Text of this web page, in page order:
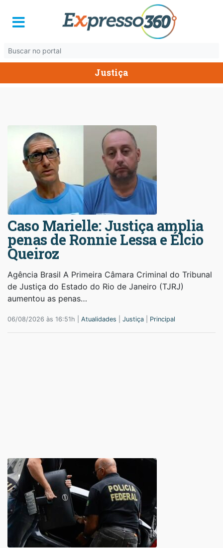
Justiça
Caso Marielle: Justiça amplia
penas de Ronnie Lessa e Élcio
Queiroz
Agência Brasil A Primeira Câmara Criminal do Tribunal
de Justiça do Estado do Rio de Janeiro (TJRJ)
aumentou as penas…
06/08/2026 às 16:51h | Atualidades Justiça Principal